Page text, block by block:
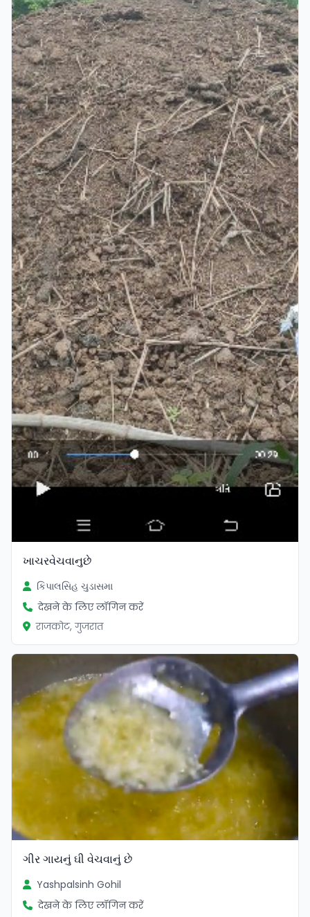
ખાચરવેચવાનુછે
કિપાલસિહ ચુડાસમા
देखने के लिए लॉगिन करें
राजकोट, गुजरात
ગીર ગાયનું ઘી વેચવાનું છે
Yashpalsinh Gohil
देखने के लिए लॉगिन करें